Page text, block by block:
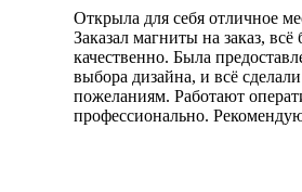
Открыла для себя отличное
Заказал магниты на заказ, всё
качественно. Была
выбора дизайна, и всё
пожеланиям. Работают
профессионально.